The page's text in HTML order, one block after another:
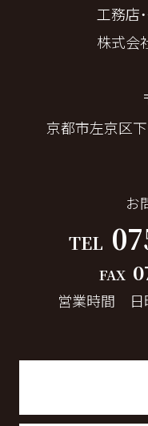
工務店
株式会
京都市左京区
お
TEL
FAX
営業時間 日